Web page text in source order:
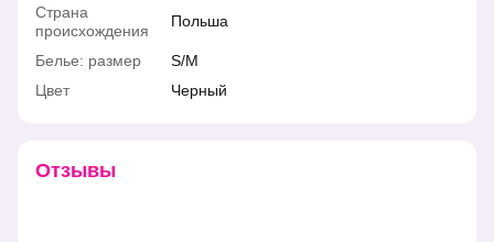
Страна
происхождения
Польша
Белье: размер
S/M
Цвет
Черный
Отзывы